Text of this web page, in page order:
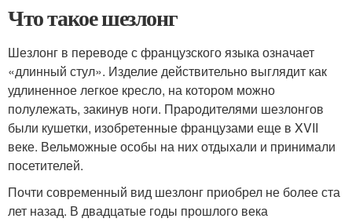
Что такое шезлонг
Шезлонг в переводе с французского языка означает
«длинный стул». Изделие действительно выглядит как
удлиненное легкое кресло, на котором можно
полулежать, закинув ноги. Прародителями шезлонгов
были кушетки, изобретенные французами еще в XVII
веке. Вельможные особы на них отдыхали и принимали
посетителей.
Почти современный вид шезлонг приобрел не более ста
лет назад. В двадцатые годы прошлого века